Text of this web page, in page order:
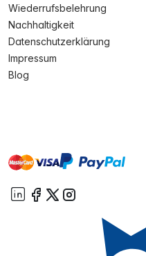
Wiederrufsbelehrung
Nachhaltigkeit
Datenschutzerklärung
Impressum
Blog
mastervisa paypal